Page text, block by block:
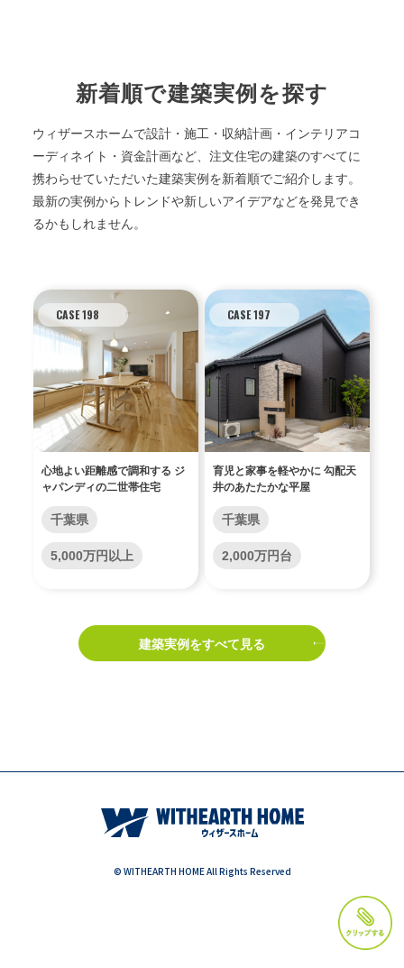
新着順で建築実例を探す
ウィザースホームで設計・施工・収納計画・インテリアコ
ーディネイト・資金計画など、注文住宅の建築のすべてに
携わらせていただいた建築実例を新着順でご紹介します。
最新の実例からトレンドや新しいアイデアなどを発見でき
るかもしれません。
CASE 198
心地よい距離感で調和する ジ
ャパンディの二世帯住宅
千葉県
5,000万円以上
CASE 197
育児と家事を軽やかに 勾配天
井のあたたかな平屋
千葉県
2,000万円台
建築実例をすべて見る
© WITHEARTH HOME All Rights Reserved